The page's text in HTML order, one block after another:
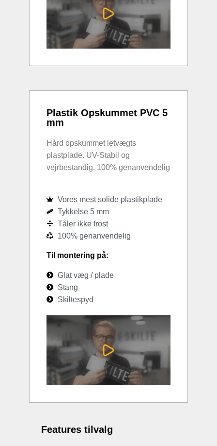
Plastik Opskummet PVC 5
mm
Hård opskummet letvægts
plastplade. UV-Stabil og
vejrbestandig. 100% genanvendelig
Vores mest solide plastikplade
Tykkelse 5 mm
Tåler ikke frost
100% genanvendelig
Til montering på:
Glat væg / plade
Stang
Skiltespyd
Features tilvalg